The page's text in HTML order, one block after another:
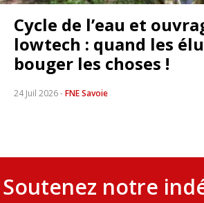
Cycle de l’eau et
lowtech : quand les
bouger les choses !
24 Juil 2026-FNE Savoie
Soutenez notre